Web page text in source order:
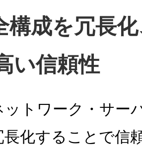
構成を冗長
い信頼性
ットワーク・サー
長化することで信